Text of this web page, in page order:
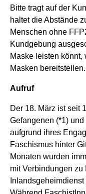
Bitte tragt auf der
haltet die Abstände
Menschen ohne
Kundgebung
Maske leisten
Masken bereitstellen.
Aufruf
Der 18. März ist seit
Gefangenen (*1)
aufgrund ihres
Faschismus hinter
Monaten wurden
mit Verbindungen